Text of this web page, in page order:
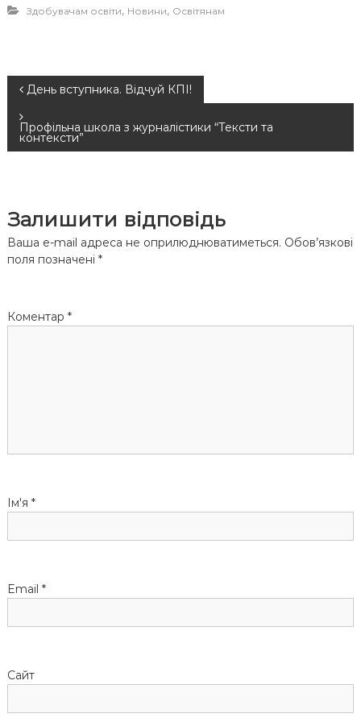
Здобувачам освіти, Новини, Освітянам
Н
а
г
ц
а
п
і
в
День вступника. Відчуй КПІ!
Профільна школа з журналістики “Тексти та
контексти”
Залишити відповідь
Ваша e-mail адреса не оприлюднюватиметься. Обов’язкові
поля позначені *
Коментар *
Ім'я *
Email *
Сайт